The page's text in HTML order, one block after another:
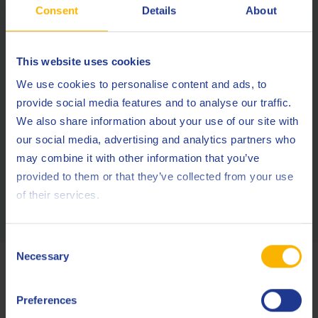
Consent Details About
This website uses cookies
We use cookies to personalise content and ads, to
provide social media features and to analyse our traffic.
We also share information about your use of our site with
our social media, advertising and analytics partners who
may combine it with other information that you’ve
provided to them or that they’ve collected from your use
of their services.
Selection
Necessary
Preferences
zelfs de kleinste imperfectie duidelijk waarneembaar is.
U kunt de beelden opslaan en ze zoveel als nodig
herbekijken.
Het toestel heeft geen enkele invloed op de motor.
Een goede kennis van de toestand van een bepaalde motor